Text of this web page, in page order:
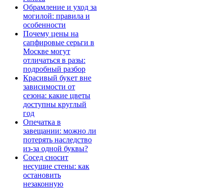
Обрамление и уход за
могилой: правила и
особенности
Почему цены на
сапфировые серьги в
Москве могут
отличаться в разы:
подробный разбор
Красивый букет вне
зависимости от
сезона: какие цветы
доступны круглый
год
Опечатка в
завещании: можно ли
потерять наследство
из-за одной буквы?
Сосед сносит
несущие стены: как
остановить
незаконную